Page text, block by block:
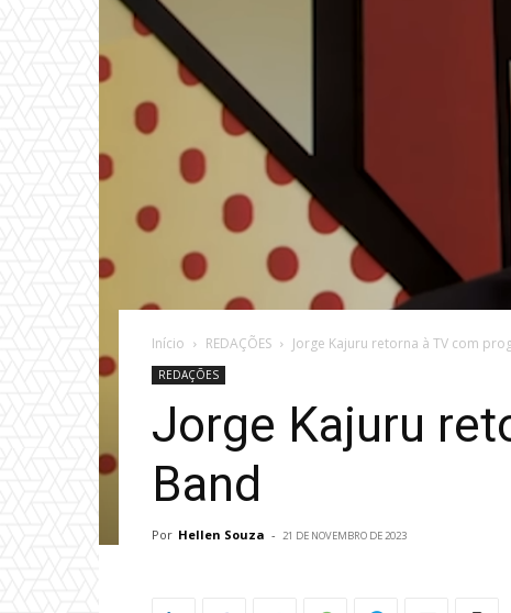
Início REDAÇÕES Jorge Kajuru retorna à TV com
REDAÇÕES
Jorge Kajuru
Band
Por Hellen Souza - 21 DE NOVEMBRO DE 2023